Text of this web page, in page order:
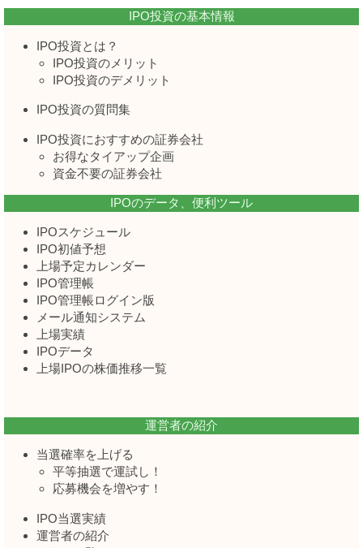
IPO投資の基本情報
IPO投資とは？
IPO投資のメリット
IPO投資のデメリット
IPO投資の質問集
IPO投資におすすめの証券会社
お得なタイアップ企画
資金不要の証券会社
IPOのデータ、便利ツール
IPOスケジュール
IPO初値予想
上場予定カレンダー
IPO管理帳
IPO管理帳ログイン版
メール通知システム
上場実績
IPOデータ
上場IPOの株価推移一覧
運営者の紹介
当選確率を上げる
平等抽選で運試し！
応募機会を増やす！
IPO当選実績
運営者の紹介